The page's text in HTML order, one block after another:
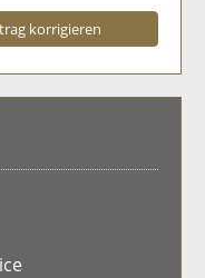
korrigieren